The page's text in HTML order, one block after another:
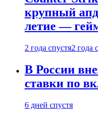
крупный
летие —
2 года спустя2 года
В России
ставки по
6 дней спустя